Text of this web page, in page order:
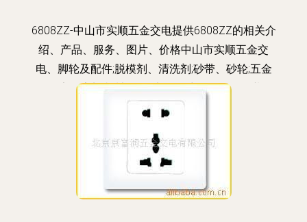
6808ZZ-中山市实顺五金交电提供6808ZZ的相关介
绍、产品、服务、图片、价格中山市实顺五金交
电、脚轮及配件;脱模剂、清洗剂;砂带、砂轮;五金
工具;磨具磨料;机械设备;轴承;钢球;LED照明灯;劳保
用品;宝剑牌高级万能胶;香港蓝鲸脱模剂;银晶脱模